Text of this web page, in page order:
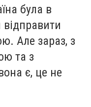
була в
Але зараз, з
та з
є, це не